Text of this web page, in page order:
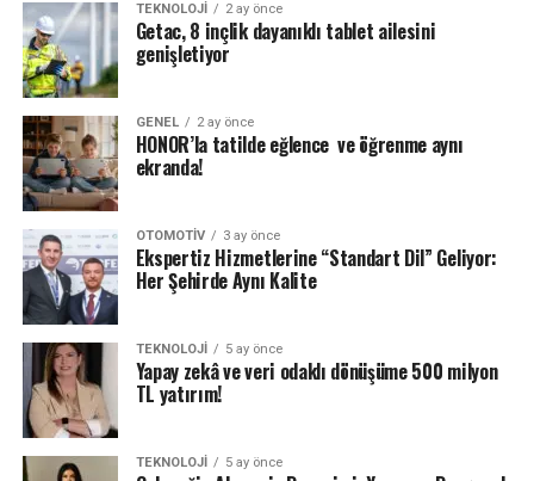
TEKNOLOJI 2 ay önce
Getac, 8 inçlik dayanıklı tablet ailesini
genişletiyor
GENEL 2 ay önce
HONOR’la tatilde eğlence ve öğrenme aynı
ekranda!
OTOMOTIV 3 ay önce
Ekspertiz Hizmetlerine “Standart Dil” Geliyor:
Her Şehirde Aynı Kalite
TEKNOLOJI 5 ay önce
Yapay zekâ ve veri odaklı dönüşüme 500 milyon
TL yatırım!
TEKNOLOJI 5 ay önce